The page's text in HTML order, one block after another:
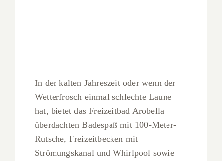
In der kalten Jahreszeit oder wenn der
Wetterfrosch einmal schlechte Laune
hat, bietet das Freizeitbad Arobella
überdachten Badespaß mit 100-Meter-
Rutsche, Freizeitbecken mit
Strömungskanal und Whirlpool sowie